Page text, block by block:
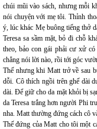
chúi mũi vào sách, nhưng mỗi
nói chuyện với mẹ tôi. Thỉnh
ý, lúc khác Mẹ buông tiếng thở
Teresa sa sầm mặt, bỏ đi chỗ
theo, bảo con gái phải cư xử
chẳng nói lời nào, rồi tới góc
Thế nhưng khi Matt trở về sau
dỗi. Cô thích ngồi trên ghế dài
dài. Để giữ cho da mặt khỏi bị
da Teresa trắng hơn người Phi
nha. Matt thường đứng cách cô
Thế đứng của Matt cho tôi một